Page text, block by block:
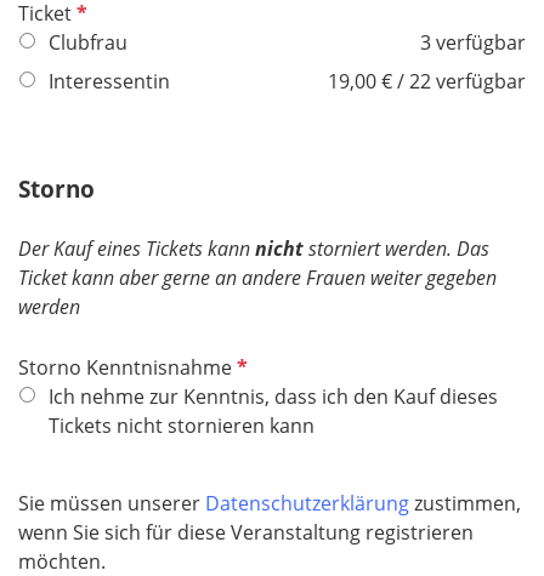
TicketP
f
t
e
l
d
Clubfrau
3 verfügbar
Interessentin
19,00 € / 22 verfügbar
Storno
Der Kauf eines Tickets kannnichtstorniert werden. Das
Ticket kann aber gerne an andere Frauen weiter gegeben
werden
Storno KenntnisnahmeP
f
l
h
t
Ich nehme zur Kenntnis, dass ich den Kauf dieses
Tickets nicht stornieren kann
Sie müssen unserer Datenschutzerklärungzustimmen,
wenn Sie sich für diese Veranstaltung registrieren
möchten.